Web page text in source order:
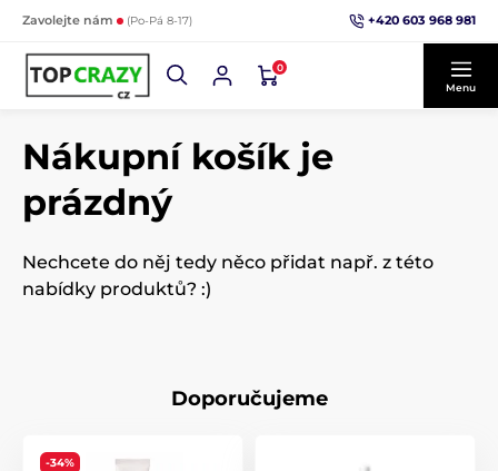
Zavolejte nám (Po-Pá 8-17) +420 603 968 981
0
Menu
Nákupní košík je
prázdný
Nechcete do něj tedy něco přidat např. z této
nabídky produktů? :)
Doporučujeme
-34%